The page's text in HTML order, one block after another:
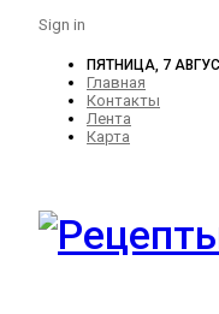
Sign in
ПЯТНИЦА, 7
Главная
Контакты
Лента
Карта